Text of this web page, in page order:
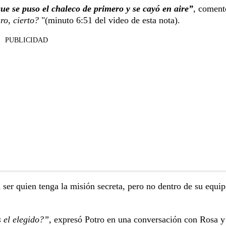
se puso el chaleco de primero y se cayó en aire”,
cierto? "(minuto 6:51 del video de esta nota).
PUBLICIDAD
quien tenga la misión secreta, pero no dentro de su
el elegido?”, expresó Potro en una conversación con Rosa y